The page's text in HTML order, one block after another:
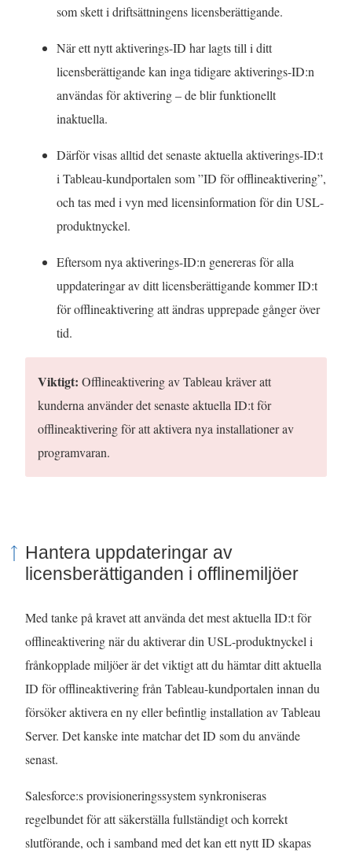
som skett i driftsättningens licensberättigande.
När ett nytt aktiverings-ID har lagts till i ditt
licensberättigande kan inga tidigare aktiverings-ID:n
användas för aktivering – de blir funktionellt
inaktuella.
Därför visas alltid det senaste aktuella aktiverings-ID:t
i Tableau-kundportalen som ”ID för offlineaktivering”,
och tas med i vyn med licensinformation för din USL-
produktnyckel.
Eftersom nya aktiverings-ID:n genereras för alla
uppdateringar av ditt licensberättigande kommer ID:t
för offlineaktivering att ändras upprepade gånger över
tid.
Viktigt: Offlineaktivering av Tableau kräver att
kunderna använder det senaste aktuella ID:t för
offlineaktivering för att aktivera nya installationer av
programvaran.
Hantera uppdateringar av
licensberättiganden i offlinemiljöer
Med tanke på kravet att använda det mest aktuella ID:t för
offlineaktivering när du aktiverar din USL-produktnyckel i
frånkopplade miljöer är det viktigt att du hämtar ditt aktuella
ID för offlineaktivering från Tableau-kundportalen innan du
försöker aktivera en ny eller befintlig installation av Tableau
Server. Det kanske inte matchar det ID som du använde
senast.
Salesforce:s provisioneringssystem synkroniseras
regelbundet för att säkerställa fullständigt och korrekt
slutförande, och i samband med det kan ett nytt ID skapas